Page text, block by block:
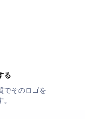
る
でそのロゴを